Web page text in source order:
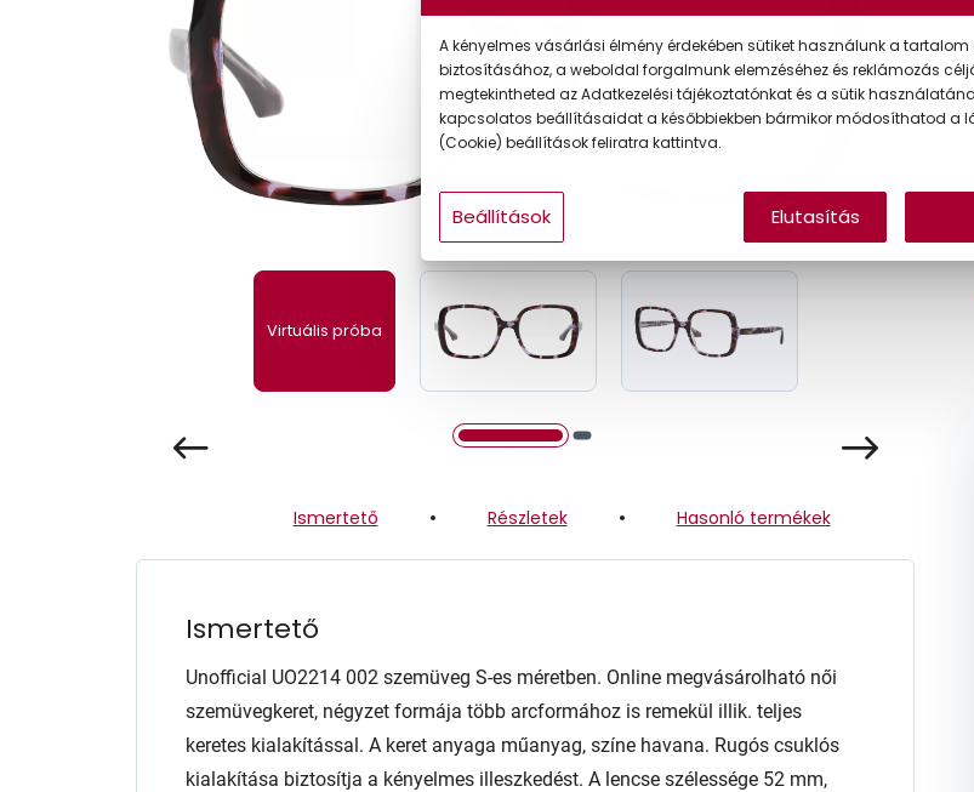
Gyermek
Virtuális próba
Ismertető Részletek Hasonló termékek
Ismertető
Unofficial UO2214 002 szemüveg S-es méretben. Online megvásárolható női
szemüvegkeret, négyzet formája több arcformához is remekül illik. teljes
keretes kialakítással. A keret anyaga műanyag, színe havana. Rugós csuklós
kialakítása biztosítja a kényelmes illeszkedést. A lencse szélessége 52 mm,
A kényelmes vásárlási élmény érdekében sütiket használunk a
biztosításához, a weboldal forgalmunk elemzéséhez és reklámozás
megtekintheted az Adatkezelési tájékoztatónkat és a sütik
kapcsolatos beállításaidat a későbbiekben bármikor módosíthatod a
(Cookie) beállítások feliratra kattintva.
Beállítások Elutasítás